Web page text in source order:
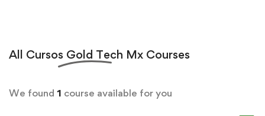
All Cursos Gold Tech Mx Courses
We found 1 course available for you